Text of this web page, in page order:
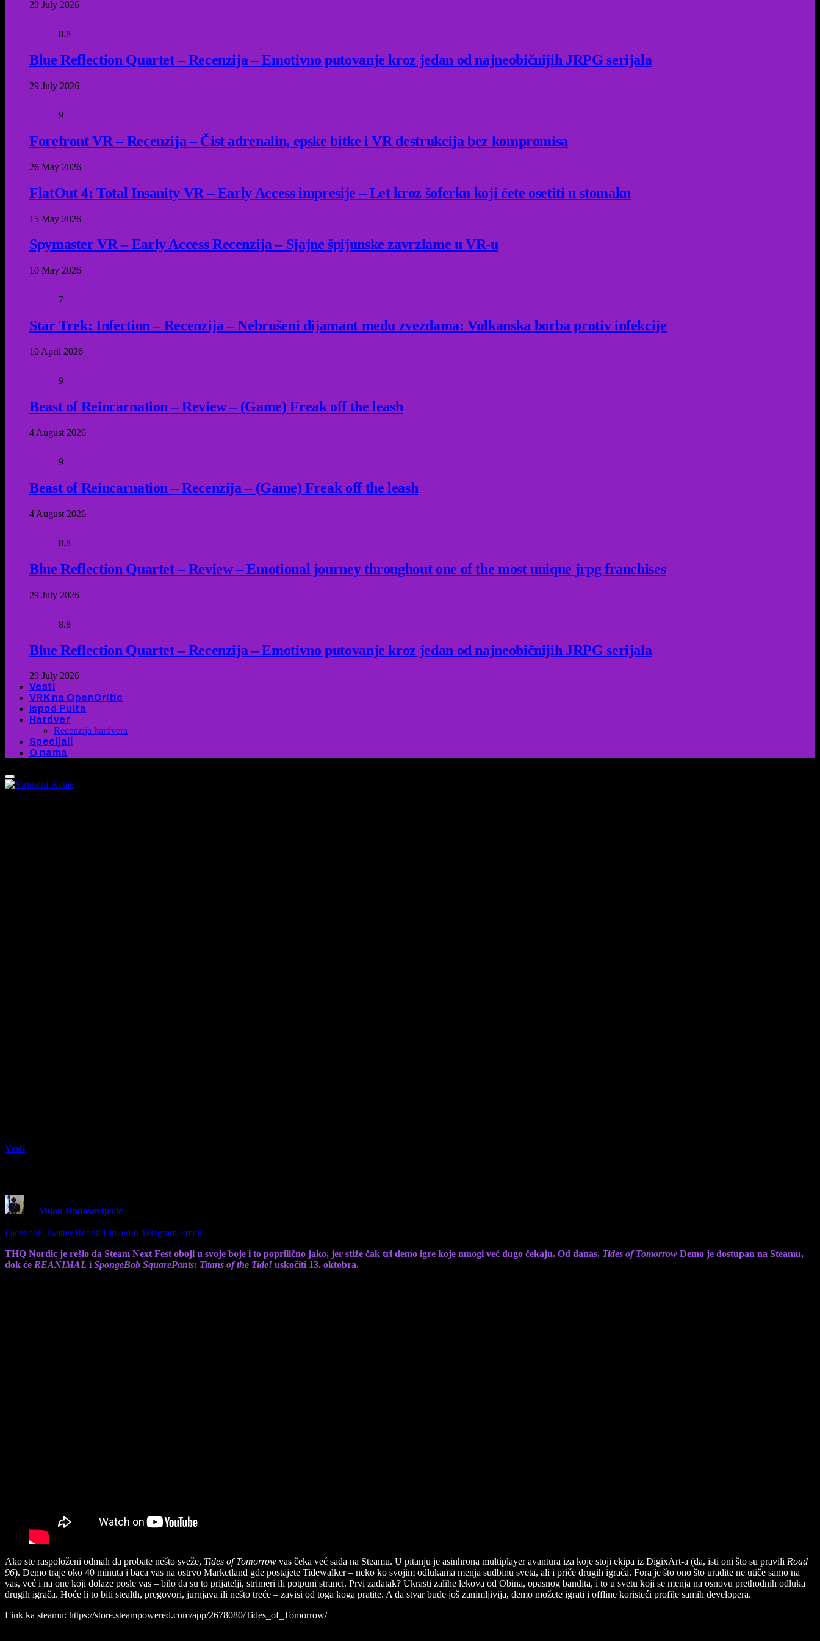
29 July 2026
8.8
Blue Reflection Quartet – Recenzija – Emotivno putovanje kroz jedan od najneobičnijih JRPG serijala
29 July 2026
9
Forefront VR – Recenzija – Čist adrenalin, epske bitke i VR destrukcija bez kompromisa
26 May 2026
FlatOut 4: Total Insanity VR – Early Access impresije – Let kroz šoferku koji ćete osetiti u stomaku
15 May 2026
Spymaster VR – Early Access Recenzija – Sjajne špijunske zavrzlame u VR-u
10 May 2026
7
Star Trek: Infection – Recenzija – Nebrušeni dijamant među zvezdama: Vulkanska borba protiv infekcije
10 April 2026
9
Beast of Reincarnation – Review – (Game) Freak off the leash
4 August 2026
9
Beast of Reincarnation – Recenzija – (Game) Freak off the leash
4 August 2026
8.8
Blue Reflection Quartet – Review – Emotional journey throughout one of the most unique jrpg franchises
29 July 2026
8.8
Blue Reflection Quartet – Recenzija – Emotivno putovanje kroz jedan od najneobičnijih JRPG serijala
29 July 2026
Vesti
VRK na OpenCritic
Ispod Pulta
Hardver
Recenzija hardvera
Specijali
O nama
Vesti
Milan Radosavljević
Facebook Twitter Reddit LinkedIn Telegram Email
THQ Nordic je rešio da Steam Next Fest oboji u svoje boje i to poprilično jako, jer stiže čak tri demo igre koje mnogi već dugo čekaju. Od danas, Tides of Tomorrow Demo je dostupan na Steamu,
dok će REANIMAL i SpongeBob SquarePants: Titans of the Tide! uskočiti 13. oktobra.
Ako ste raspoloženi odmah da probate nešto sveže, Tides of Tomorrow vas čeka već sada na Steamu. U pitanju je asinhrona multiplayer avantura iza koje stoji ekipa iz DigixArt-a (da, isti oni što su pravili Road
96). Demo traje oko 40 minuta i baca vas na ostrvo Marketland gde postajete Tidewalker – neko ko svojim odlukama menja sudbinu sveta, ali i priče drugih igrača. Fora je što ono što uradite ne utiče samo na
vas, već i na one koji dolaze posle vas – bilo da su to prijatelji, strimeri ili potpuni stranci. Prvi zadatak? Ukrasti zalihe lekova od Obina, opasnog bandita, i to u svetu koji se menja na osnovu prethodnih odluka
drugih igrača. Hoće li to biti stealth, pregovori, jurnjava ili nešto treće – zavisi od toga koga pratite. A da stvar bude još zanimljivija, demo možete igrati i offline koristeći profile samih developera.
Link ka steamu: https://store.steampowered.com/app/2678080/Tides_of_Tomorrow/